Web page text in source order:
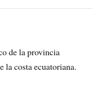
de la provincia
la costa ecuatoriana.